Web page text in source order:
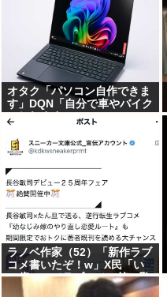
オタク「パソコン自作できま
す」DQN「自分で車やバイク
いじれます」
ラノベ作家（52）「新作ラブ
コメ書いたぞ！w」X民「い
い歳こいてラブコメ（笑）恥
ずかしくないの？」